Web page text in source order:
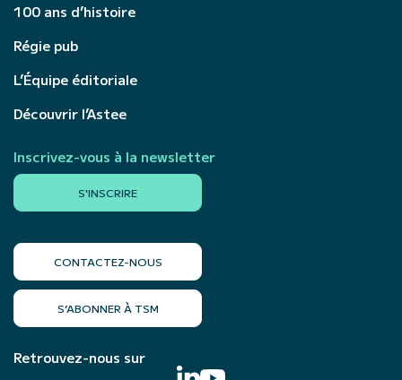
100 ans d’histoire
Régie pub
L’Équipe éditoriale
Découvrir l’Astee
Inscrivez-vous à la newsletter
S'INSCRIRE
CONTACTEZ-NOUS
S’ABONNER À TSM
Retrouvez-nous sur